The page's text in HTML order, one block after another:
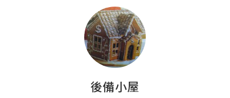
後備小屋